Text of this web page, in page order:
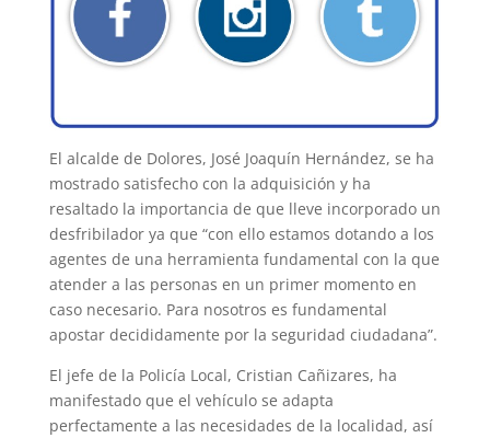
El alcalde de Dolores, José Joaquín Hernández, se ha
mostrado satisfecho con la adquisición y ha
resaltado la importancia de que lleve incorporado un
desfribilador ya que “con ello estamos dotando a los
agentes de una herramienta fundamental con la que
atender a las personas en un primer momento en
caso necesario. Para nosotros es fundamental
apostar decididamente por la seguridad ciudadana”.
El jefe de la Policía Local, Cristian Cañizares, ha
manifestado que el vehículo se adapta
perfectamente a las necesidades de la localidad, así